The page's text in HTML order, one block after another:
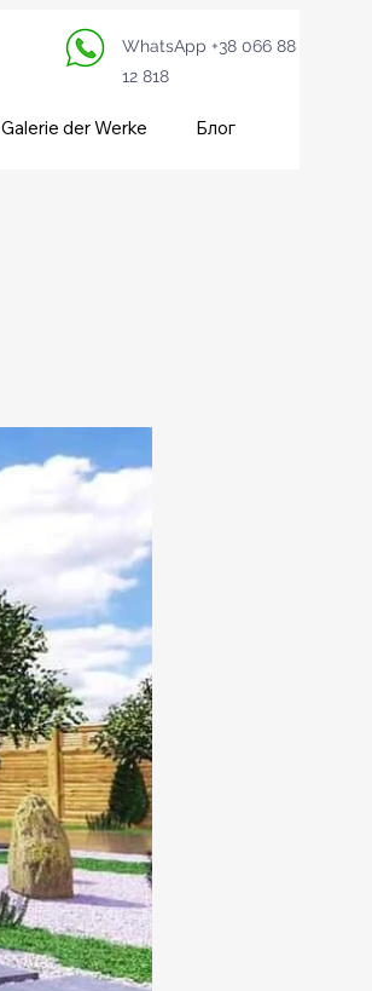
WhatsApp +38 066 88
12 818
Galerie der Werke Блог